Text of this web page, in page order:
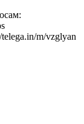
m/vzglyan